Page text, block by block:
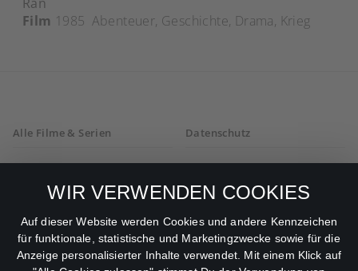
WIR VERWENDEN COOKIES
Auf dieser Website werden Cookies und andere Kennzeichen
für funktionale, statistische und Marketingzwecke sowie für die
Anzeige personalisierter Inhalte verwendet. Mit einem Klick auf
Film 1985 Abenteuer, Geschichte, Drama, Krieg
Alle Filme & Serien
AGB
Datenschutz